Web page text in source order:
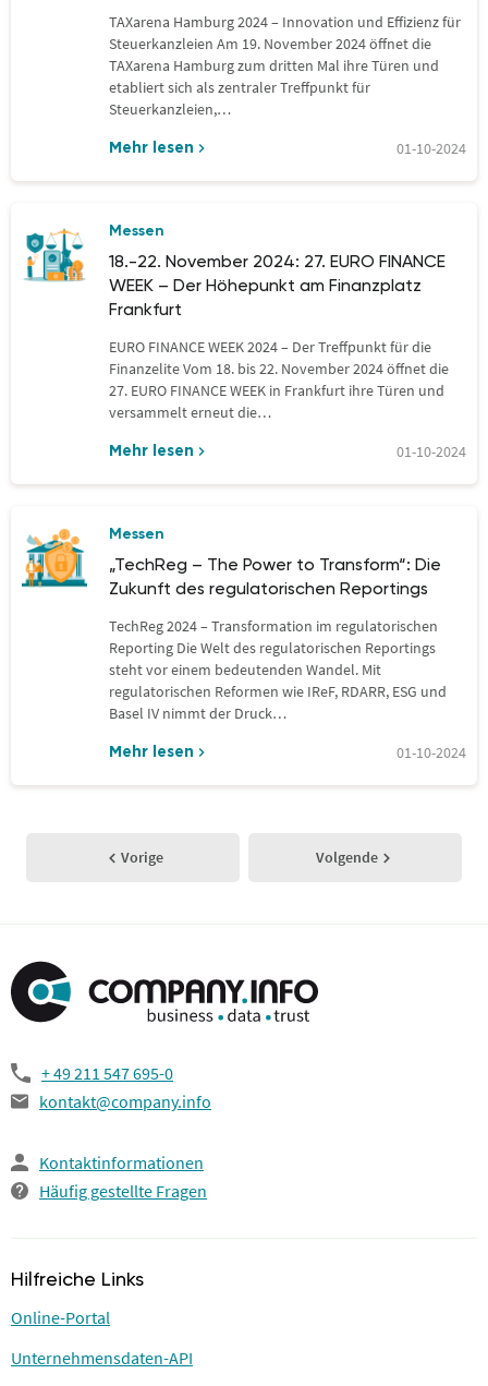
TAXarena Hamburg 2024 – Innovation und Effizienz für
Steuerkanzleien Am 19. November 2024 öffnet die
TAXarena Hamburg zum dritten Mal ihre Türen und
etabliert sich als zentraler Treffpunkt für
Steuerkanzleien,…
Mehr lesen 01-10-2024
Messen
18.-22. November 2024: 27. EURO FINANCE
WEEK – Der Höhepunkt am Finanzplatz
Frankfurt
EURO FINANCE WEEK 2024 – Der Treffpunkt für die
Finanzelite Vom 18. bis 22. November 2024 öffnet die
27. EURO FINANCE WEEK in Frankfurt ihre Türen und
versammelt erneut die…
Mehr lesen 01-10-2024
Messen
„TechReg – The Power to Transform“: Die
Zukunft des regulatorischen Reportings
TechReg 2024 – Transformation im regulatorischen
Reporting Die Welt des regulatorischen Reportings
steht vor einem bedeutenden Wandel. Mit
regulatorischen Reformen wie IReF, RDARR, ESG und
Basel IV nimmt der Druck…
Mehr lesen 01-10-2024
Vorige Volgende
+ 49 211 547 695-0
kontakt@company.info
Kontaktinformationen
Häufig gestellte Fragen
Hilfreiche Links
Online-Portal
Unternehmensdaten-API